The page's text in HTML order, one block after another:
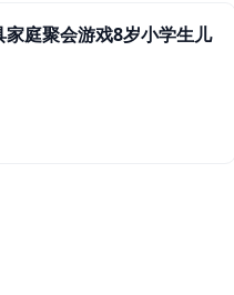
庭聚会游戏8岁小学生儿